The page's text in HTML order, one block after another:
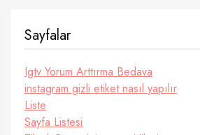
Sayfalar
Igtv Yorum Arttırma Bedava
instagram gizli etiket nasıl yapılır
Liste
Sayfa Listesi